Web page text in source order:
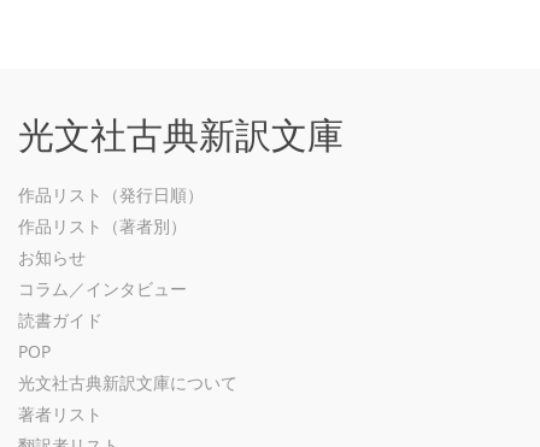
光文社古典新訳文庫
作品リスト（発行日順）
作品リスト（著者別）
お知らせ
コラム／インタビュー
読書ガイド
POP
光文社古典新訳文庫について
著者リスト